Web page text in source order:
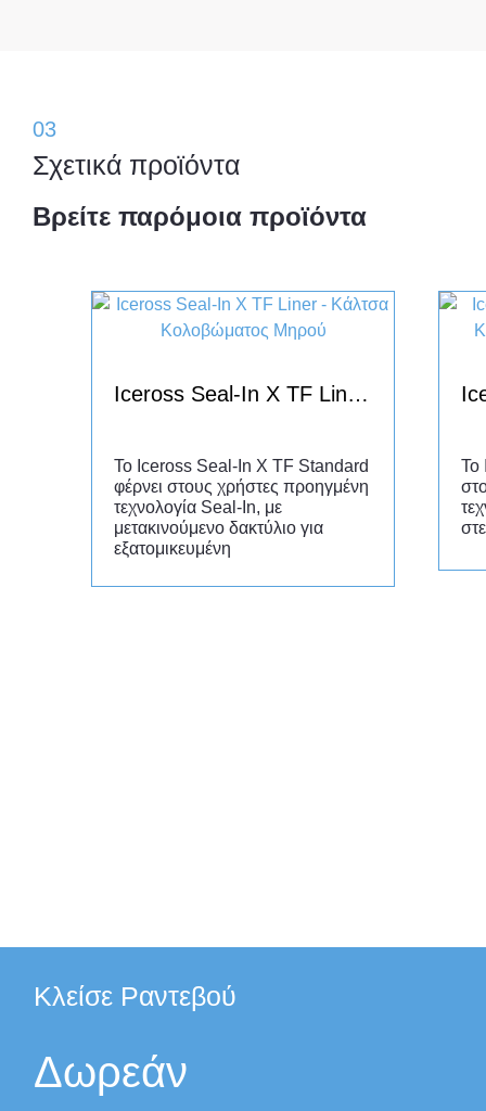
Σχετικά προϊόντα
03
Βρείτε παρόμοια προϊόντα
Iceross Seal-In X TF Liner – Κάλτσα Κολοβώματος Μηρού
Το Iceross Seal-In X TF Standard
φέρνει στους χρήστες προηγμένη
τεχνολογία Seal-In, με
μετακινούμενο δακτύλιο για
εξατομικευμένη
Το
Κλείσε Ραντεβού
Δωρεάν